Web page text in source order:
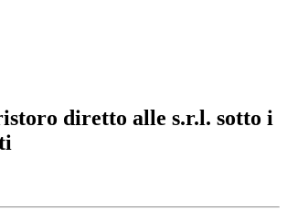
diretto alle s.r.l. sotto i